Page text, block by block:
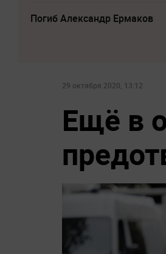
Погиб Александр Ермаков
29 октября 2020, 13:12
Ещё в